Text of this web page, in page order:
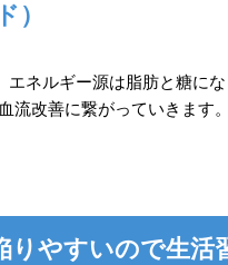
）
ネルギー源は脂肪と糖に
流改善に繋がっていきます
やすいので生活